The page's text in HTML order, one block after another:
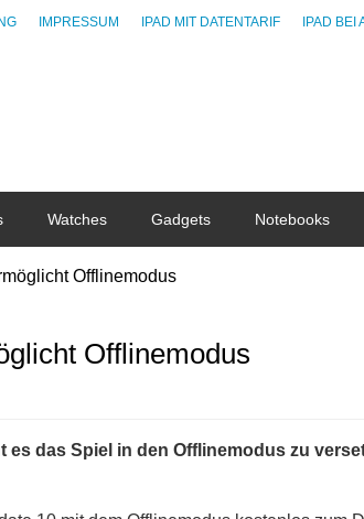
IMPRESSUM IPAD MIT DATENTARIF IPAD BEI
Watches Gadgets Notebooks
Offlinemodus
Offlinemodus
es das Spiel in den Offlinemodus zu